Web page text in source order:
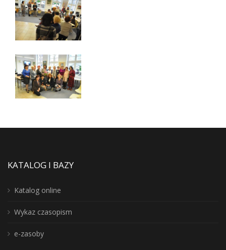
KATALOG I BAZY
Katalog online
Wykaz czasopism
e-zasoby